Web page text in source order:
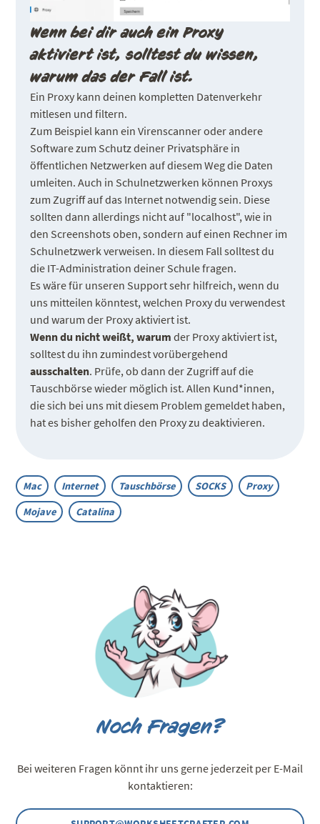
Wenn bei dir auch ein Proxy
aktiviert ist, solltest du wissen,
warum das der Fall ist.
Ein Proxy kann deinen kompletten Datenverkehr
mitlesen und filtern.
Zum Beispiel kann ein Virenscanner oder andere
Software zum Schutz deiner Privatsphäre in
öffentlichen Netzwerken auf diesem Weg die Daten
umleiten. Auch in Schulnetzwerken können Proxys
zum Zugriff auf das Internet notwendig sein. Diese
sollten dann allerdings nicht auf "localhost", wie in
den Screenshots oben, sondern auf einen Rechner im
Schulnetzwerk verweisen. In diesem Fall solltest du
die IT-Administration deiner Schule fragen.
Es wäre für unseren Support sehr hilfreich, wenn du
uns mitteilen könntest, welchen Proxy du verwendest
und warum der Proxy aktiviert ist.
Wenn du nicht weißt, warum der Proxy aktiviert ist,
solltest du ihn zumindest vorübergehend
ausschalten. Prüfe, ob dann der Zugriff auf die
Tauschbörse wieder möglich ist. Allen Kund*innen,
die sich bei uns mit diesem Problem gemeldet haben,
hat es bisher geholfen den Proxy zu deaktivieren.
Mac Internet Tauschbörse SOCKS
Proxy
Mojave
Catalina
Noch Fragen?
Bei weiteren Fragen könnt ihr uns gerne jederzeit per E-Mail
kontaktieren: